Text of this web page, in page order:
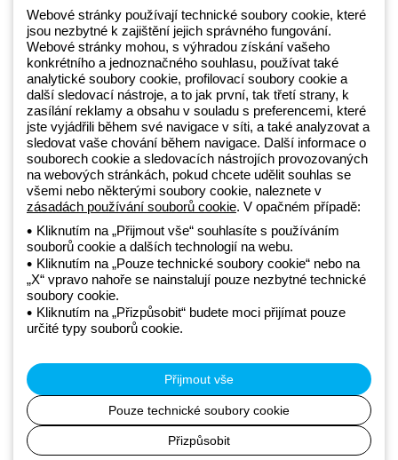
Beghelli je součástí GEWISS Group od roku 2025 a jeho ekosystému
GEWISS LightZone, kde vyvíjíme propojená světelná řešení, která
transformují komplexitu do jednoduchosti a podporují profesionály a
koncové zákazníky v uspokojování jejich potřeb.Zjistěte více o
GEWISS
Czechia:CS
+420 531 014 111
Zásady ochrany osobních údajů
Zásady používání souborů cookie
Obchodní podmínky
Všechny zásady
Accessibility
to the direction and coordination of Gewiss S.p.A. - P.IVA (IT)
00666341201 - Registered in the Register of Companies of
Bologna. Fully paid-up capital: 10,000,000 Euro
Webové stránky používají technické soubory cookie, které
jsou nezbytné k zajištění jejich správného fungování.
Webové stránky mohou, s výhradou získání vašeho
konkrétního a jednoznačného souhlasu, používat také
analytické soubory cookie, profilovací soubory cookie a
další sledovací nástroje, a to jak první, tak třetí strany, k
zasílání reklamy a obsahu v souladu s preferencemi, které
jste vyjádřili během své navigace v síti, a také analyzovat a
sledovat vaše chování během navigace. Další informace o
souborech cookie a sledovacích nástrojích provozovaných
na webových stránkách, pokud chcete udělit souhlas se
všemi nebo některými soubory cookie, naleznete v
zásadách používání souborů cookie. V opačném případě:
Kliknutím na „Přijmout vše“ souhlasíte s používáním
souborů cookie a dalších technologií na webu.
Kliknutím na „Pouze technické soubory cookie“ nebo na
„X“ vpravo nahoře se nainstalují pouze nezbytné technické
soubory cookie.
Kliknutím na „Přizpůsobit“ budete moci přijímat pouze
určité typy souborů cookie.
Přijmout vše
Pouze technické soubory cookie
Přizpůsobit